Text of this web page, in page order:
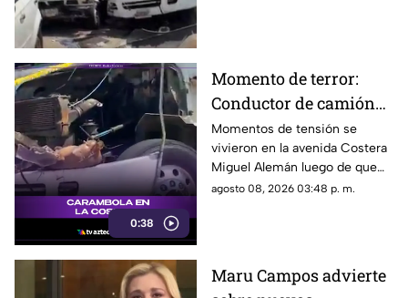
0:38
Momento de terror:
Conductor de camión
urbano pierde el
control y choca contra
autos en plena Costera
Miguel Alemán
Momentos de tensión se
vivieron en la avenida Costera
Miguel Alemán luego de que
un camión urbano se estrellara
agosto 08, 2026 03:48 p. m.
Maru Campos advierte